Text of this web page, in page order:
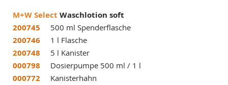
M+W Select Waschlotion soft
200745 500 ml Spenderflasche
200746 1 l Flasche
200748 5 l Kanister
000798 Dosierpumpe 500 ml / 1 l
000772 Kanisterhahn